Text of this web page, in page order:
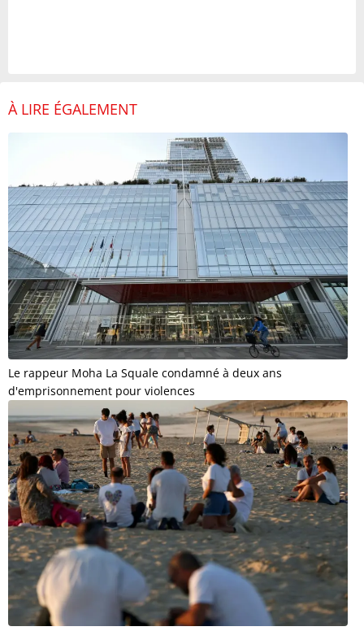
À LIRE ÉGALEMENT
Le rappeur Moha La Squale condamné à deux ans
d'emprisonnement pour violences